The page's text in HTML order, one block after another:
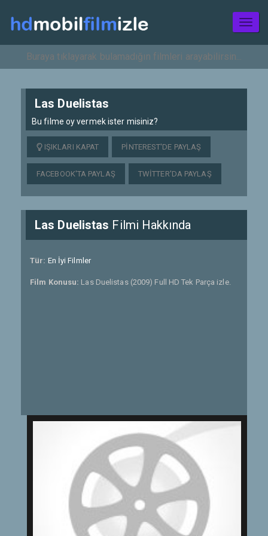
Las Duelistas
Bu filme oy vermek ister misiniz?
IŞIKLARI KAPAT PINTEREST'DE PAYLAŞ
FACEBOOK'TA PAYLAŞ TWITTER'DA PAYLAŞ
Las Duelistas Filmi Hakkında
Tür: En İyi Filmler
Film Konusu: Las Duelistas (2009) Full HD Tek Parça izle.